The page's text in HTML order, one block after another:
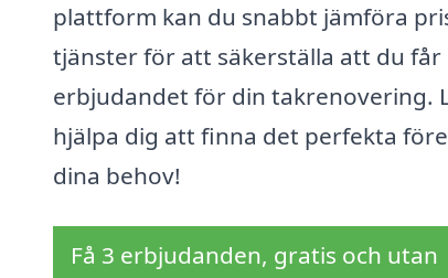
plattform kan du snabbt jämföra
tjänster för att säkerställa att du får
erbjudandet för din takrenovering.
hjälpa dig att finna det perfekta
dina behov!
Få 3 erbjudanden, gratis och utan